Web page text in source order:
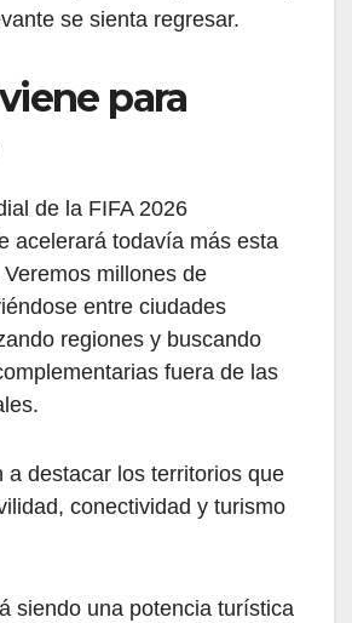
se sienta regresar.
para
de la FIFA 2026
acelerará todavía más esta
millones de
entre ciudades
regiones y buscando
fuera de las
a destacar los territorios que
conectividad y turismo
siendo una potencia turística